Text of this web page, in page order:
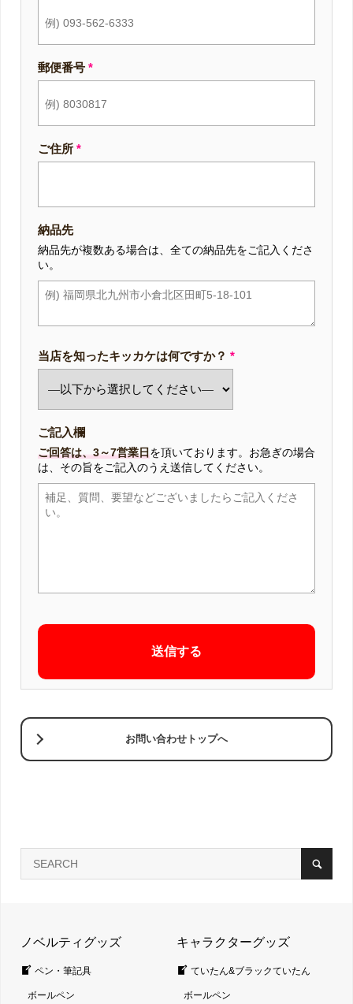
郵便番号*
ご住所*
納品先
納品先が複数ある場合は、全ての納品先をご記入くださ
い。
当店を知ったキッカケは何ですか？ *
ご記入欄
ご回答は、3～7営業日 を頂いております。お急ぎの場合
は、その旨をご記入のうえ送信してください。
お問い合わせトップへ
ノベルティグッズ
ペン・筆記具
ボールペン
キャラクターグッズ
ていたん&ブラックていたん
ボールペン